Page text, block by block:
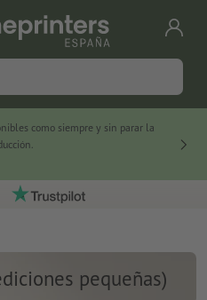
como siempre y sin parar la
pequeñas)